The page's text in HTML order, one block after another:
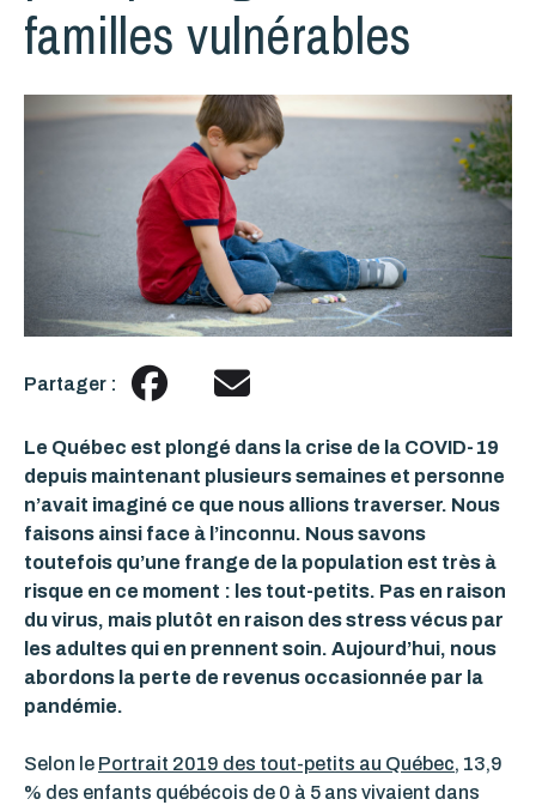
À propos
familles vulnérables
Partager :
Le Québec est plongé dans la crise de la COVID-19
depuis maintenant plusieurs semaines et personne
n’avait imaginé ce que nous allions traverser. Nous
faisons ainsi face à l’inconnu. Nous savons
toutefois qu’une frange de la population est très à
risque en ce moment : les tout-petits. Pas en raison
du virus, mais plutôt en raison des stress vécus par
les adultes qui en prennent soin. Aujourd’hui, nous
abordons la perte de revenus occasionnée par la
pandémie.
Selon le Portrait 2019 des tout-petits au Québec, 13,9
% des enfants québécois de 0 à 5 ans vivaient dans